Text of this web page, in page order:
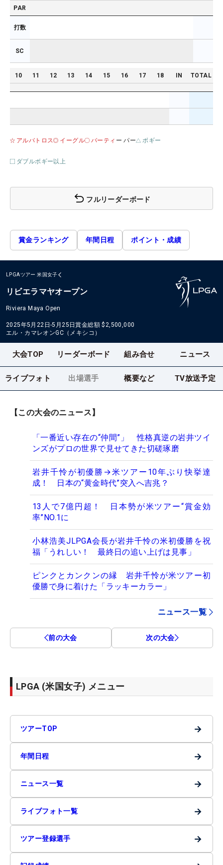
PAR
打数
SC
10 11 12 13 14 15 16 17 18 IN TOTAL
アルバトロス イーグル バーティ ー パー ボギー
ダブルボギー以上
フルリーダーボード
賞金ランキング 年間日程 ポイント・成績
LPGAツアー 米国女子
リビエラマヤオープン
Riviera Maya Open
2025年5月22日-5月25日賞金総額 $2,500,000
エル・カマレオンGC（メキシコ）
大会TOP リーダーボード 組み合せ ニュース
ライブフォト 出場選手 概要など TV放送予定
【この大会のニュース】
「一番近い存在の“仲間”」 性格真逆の岩井ツイ
ンズがプロの世界で見せてきた切磋琢磨
岩井千怜が初優勝→米ツアー10年ぶり快挙達
成！ 日本の“黄金時代”突入へ吉兆？
13人で7億円超！ 日本勢が米ツアー“賞金効
率”NO.1に
小林浩美JLPGA会長が岩井千怜の米初優勝を祝
福「うれしい！ 最終日の追い上げは見事」
ピンクとカンクンの縁 岩井千怜が米ツアー初
優勝で身に着けた「ラッキーカラー」
ニュース一覧
前の大会 次の大会
LPGA (米国女子) メニュー
ツアーTOP →
年間日程 →
ニュース一覧 →
ライブフォト一覧 →
ツアー登録選手 →